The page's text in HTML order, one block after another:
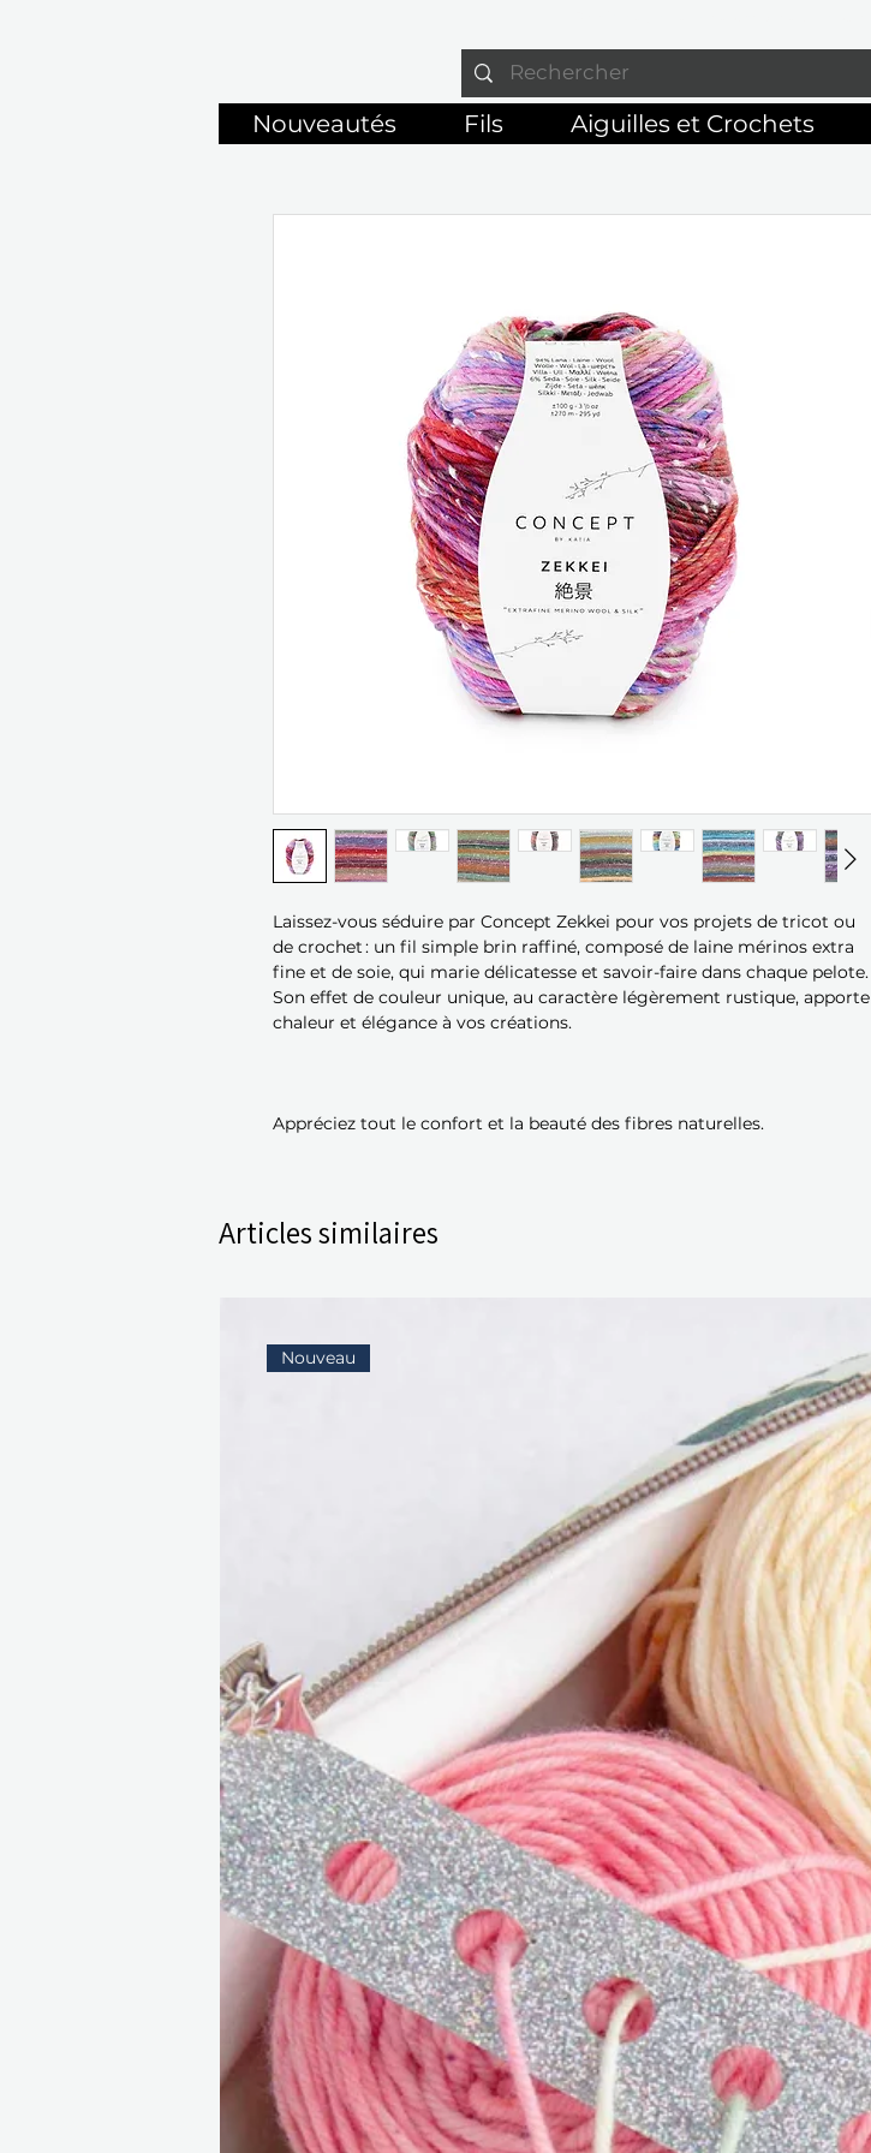
Nouveautés Fils Aiguilles et Crochets
Laissez-vous séduire par Concept Zekkei pour vos projets de tricot ou
de crochet : un fil simple brin raffiné, composé de laine mérinos extra
fine et de soie, qui marie délicatesse et savoir-faire dans chaque pelote.
Son effet de couleur unique, au caractère légèrement rustique, apporte
chaleur et élégance à vos créations.
Appréciez tout le confort et la beauté des fibres naturelles.
Articles similaires
Nouveau